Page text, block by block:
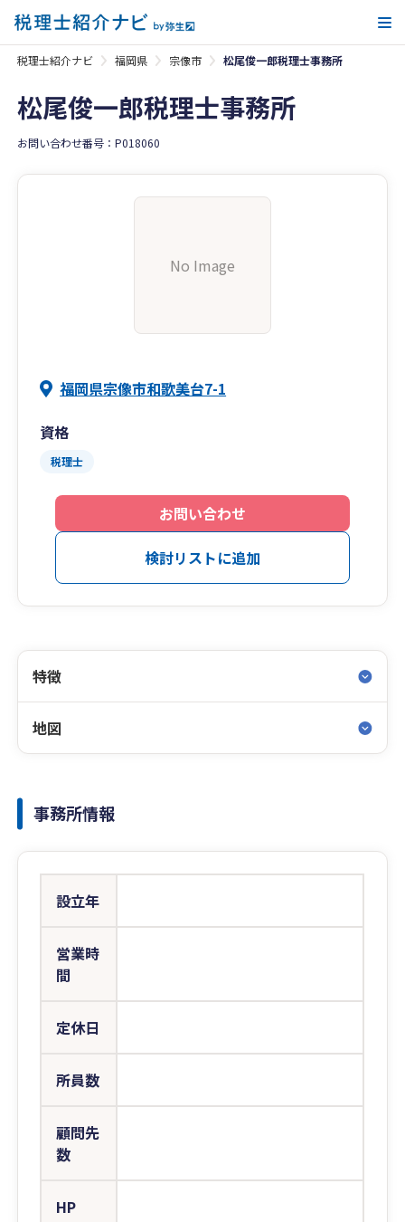
税理士紹介ナビ 福岡県 宗像市 松尾俊一郎税理士事務所
松尾俊一郎税理士事務所
お問い合わせ番号：P018060
No Image
福岡県宗像市和歌美台7-1
資格
税理士
お問い合わせ
検討リストに追加
特徴
地図
事務所情報
設立年
営業時
間
定休日
所員数
顧問先
数
HP